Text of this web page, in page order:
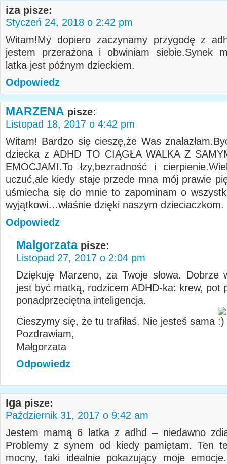
iza pisze:
Styczeń 24, 2018 o 2:42 pm
Witam!My dopiero zaczynamy przygodę z
jestem przerażona i obwiniam siebie.Synek
latka jest późnym dzieckiem.
Odpowiedz
MARZENA pisze:
Listopad 18, 2017 o 4:42 pm
Witam! Bardzo się cieszę,że Was
dziecka z ADHD TO CIĄGŁA WALKA Z
EMOCJAMI.To łzy,bezradność i
uczuć,ale kiedy staje przede mna mój prawie
uśmiecha się do mnie to zapominam o
wyjątkowi…właśnie dzięki naszym dzieciaczkom.
Odpowiedz
Malgorzata pisze:
Listopad 27, 2017 o 2:04 pm
Dziękuję Marzeno, za Twoje słowa. Dobrze
jest być matką, rodzicem ADHD-ka: krew, pot
ponadprzeciętna inteligencja.
Cieszymy się, że tu trafiłaś. Nie jesteś sama
Pozdrawiam,
Małgorzata
Odpowiedz
Iga pisze:
Październik 31, 2017 o 9:42 am
Jestem mamą 6 latka z adhd – niedawno
Problemy z synem od kiedy pamiętam. Ten
mocny, taki idealnie pokazujący moje